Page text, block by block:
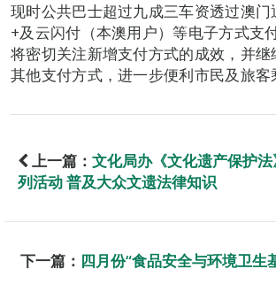
现时公共巴士超过九成三车资透过澳门
+及云闪付（本澳用户）等电子方式支
将密切关注新增支付方式的成效，并
其他支付方式，进一步便利市民及旅客
上一篇： 文化局办《文化遗产保护
列活动 普及大众文遗法律知识
下一篇： 四月份“食品安全与环境卫生